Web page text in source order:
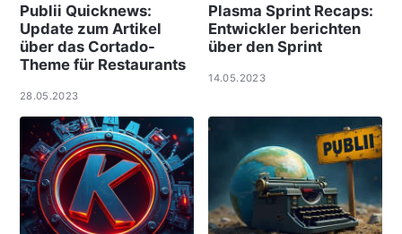
Publii Quicknews:
Update zum Artikel
über das Cortado-
Theme für Restaurants
28.05.2023
Plasma Sprint Recaps:
Entwickler berichten
über den Sprint
14.05.2023